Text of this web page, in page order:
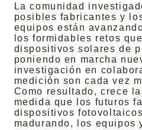
La comunidad
posibles fabricantes y
equipos están
los formidables retos
dispositivos solares de
poniendo en marcha
investigación en
medición son cada vez
Como resultado, crece
medida que los futuros
dispositivos
madurando, los equipos